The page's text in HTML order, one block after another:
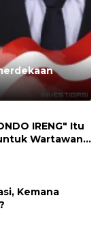
IRENG" Itu
Kemana